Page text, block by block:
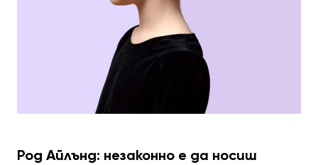
Род Айлънд: незаконно е да носиш